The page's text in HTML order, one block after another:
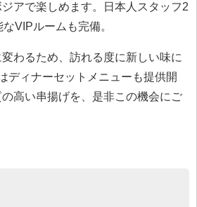
アで楽しめます。日本人スタッフ2
VIPルームも完備。
わるため、訪れる度に新しい味に
ディナーセットメニューも提供開
高い串揚げを、是非この機会にご